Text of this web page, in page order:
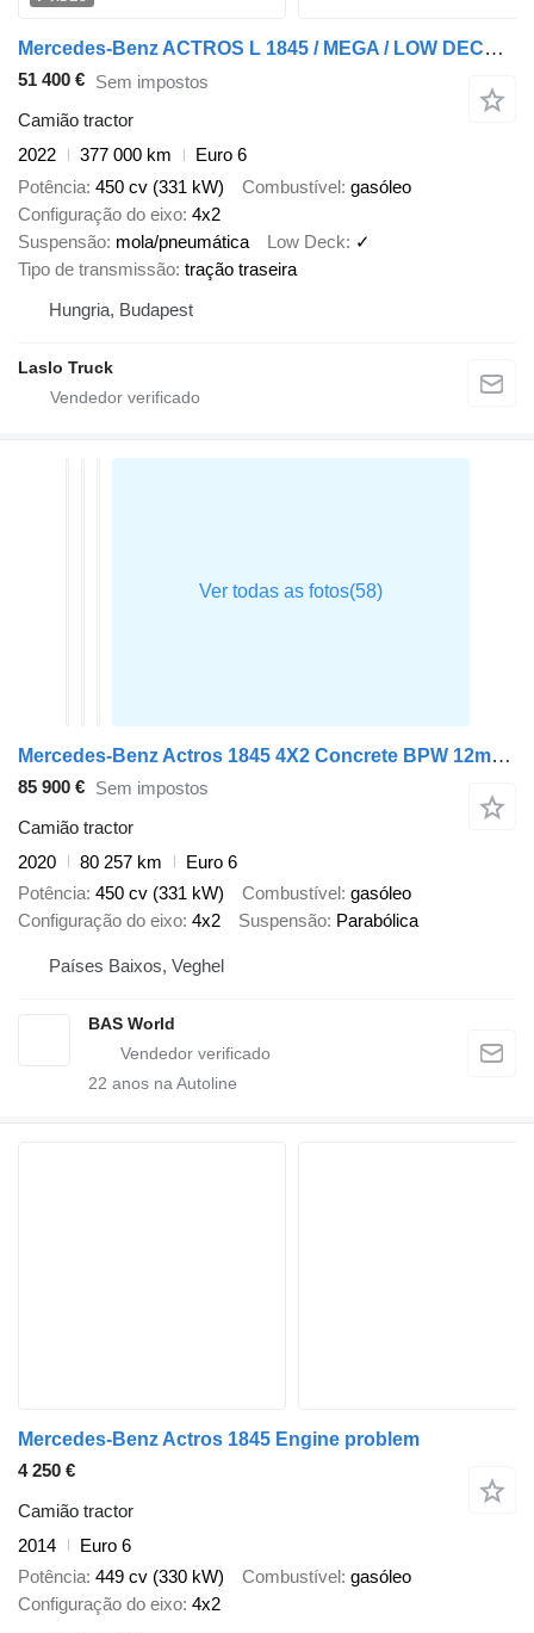
Mercedes-Benz ACTROS L 1845 / MEGA / LOW DECK / MP5 / BIG SPACE / 2022
51 400 € Sem impostos
Camião tractor
2022
377 000 km
Euro 6
Potência 450 cv (331 kW) Combustível gasóleo
Configuração do eixo 4x2
Suspensão mola/pneumática Low Deck
✓
Tipo de transmissão tração traseira
Hungria, Budapest
Laslo Truck
Mercedes-Benz Actros 1845 4X2 Concrete BPW 12m3 Retarder Hydraulic
85 900 € Sem impostos
Camião tractor
2020
80 257 km
Euro 6
Potência 450 cv (331 kW) Combustível gasóleo
Configuração do eixo 4x2 Suspensão Parabólica
Países Baixos, Veghel
BAS World
22 anos na Autoline
Mercedes-Benz Actros 1845 Engine problem
4 250 €
Camião tractor
2014
Euro 6
Potência 449 cv (330 kW) Combustível gasóleo
Configuração do eixo 4x2